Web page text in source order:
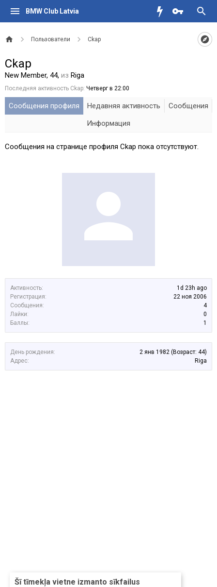
BMW Club Latvia
Пользователи Ckap
Šī tīmekļa vietne izmanto sīkfailus
Активность:
1d 23h ago
Регистрация:
22 ноя 2006
Сообщения:
4
Лайки:
0
Баллы:
1
День рождения: 2 янв 1982 (Возраст: 44)
Адрес:
Riga
Ckap
New Member, 44, из Riga
Последняя активность Ckap: Четверг в 22:00
Сообщения профиля Недавняя активность
Сообщения
Информация
Сообщения на странице профиля Ckap пока отсутствуют.